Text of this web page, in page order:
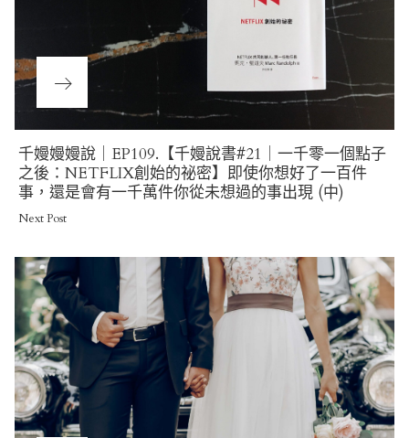
Next
Post
千嫚嫚嫚說｜EP109.【千嫚說書#21｜一千零一個點子
之後：NETFLIX創始的祕密】即使你想好了一百件
事，還是會有一千萬件你從未想過的事出現 (中)
Next Post